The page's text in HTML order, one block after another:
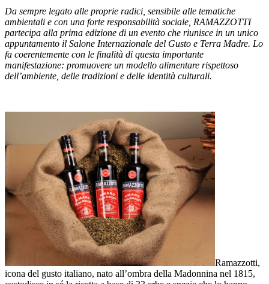
Da sempre legato alle proprie radici, sensibile alle tematiche
ambientali e con una forte responsabilità sociale, RAMAZZOTTI
partecipa alla prima edizione di un evento che riunisce in un unico
appuntamento il Salone Internazionale del Gusto e Terra Madre. Lo
fa coerentemente con le finalità di questa importante
manifestazione: promuovere un modello alimentare rispettoso
dell’ambiente, delle tradizioni e delle identità culturali.
Ramazzotti,
icona del gusto italiano, nato all’ombra della Madonnina nel 1815,